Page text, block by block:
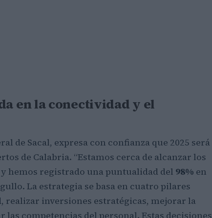
en la conectividad y el
de Sacal, expresa con confianza que 2025 será
de Calabria. “Estamos cerca de alcanzar los
y hemos registrado una puntualidad del 98% en
La estrategia se basa en cuatro pilares
realizar inversiones estratégicas, mejorar la
las competencias del personal. Estas decisiones